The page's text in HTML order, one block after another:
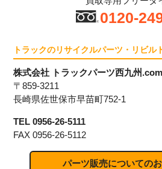
0120-
トラックのリサイクルパーツ・リビル
株式会社 トラックパーツ西九州.com
〒859-3211
長崎県佐世保市早苗町752-1
TEL 0956-26-5111
FAX 0956-26-5112
パーツ販売についての